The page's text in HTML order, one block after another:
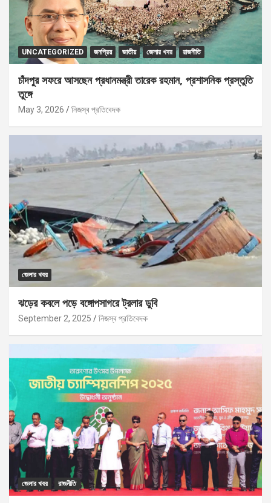
UNCATEGORIZED জনপ্রিয় জাতীয় জেলার খবর রাজনীতি
চাঁদপুর সফরে আসছেন প্রধানমন্ত্রী তারেক রহমান, প্রশাসনিক প্রস্তুতি
তুঙ্গে
May 3, 2026 নিজস্ব প্রতিবেদক
জেলার খবর
ঝড়ের কবলে পড়ে বঙ্গোপসাগরে ট্রলার ডুবি
September 2, 2025 নিজস্ব প্রতিবেদক
জেলার খবর রাজনীতি